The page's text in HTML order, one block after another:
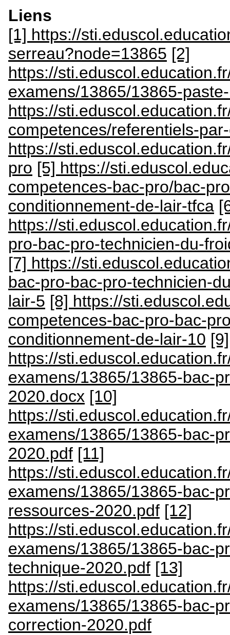
Liens
[1] https://
serreau?node=13865 [2]
https://
examens/13865/13865-
https://
competences/referentiels-
https://
pro [5] https://
competences-bac-pro/bac-
conditionnement-de-lair-tfca
https://
pro-bac-pro-technicien-du-
[7] https://
bac-pro-bac-pro-technicien-
lair-5 [8] https://
competences-bac-pro-bac-
conditionnement-de-lair-10 [9]
https://
examens/13865/13865-bac-
2020.docx [10]
https://
examens/13865/13865-bac-
2020.pdf [11]
https://
examens/13865/13865-bac-
ressources-2020.pdf [12]
https://
examens/13865/13865-bac-
technique-2020.pdf [13]
https://
examens/13865/13865-bac-
correction-2020.pdf